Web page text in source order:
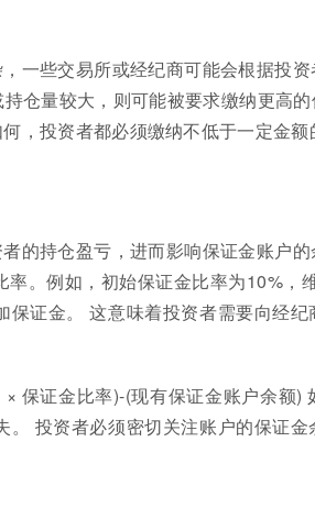
一些交易所或经纪商可能会根据投
仓量较大，则可能被要求缴纳更高
，投资者都必须缴纳不低于一定金额
的持仓盈亏，进而影响保证金账户
。例如，初始保证金比率为10%，
证金。 这意味着投资者需要向经
保证金比率)-(现有保证金账户余额)
投资者必须密切关注账户的保证